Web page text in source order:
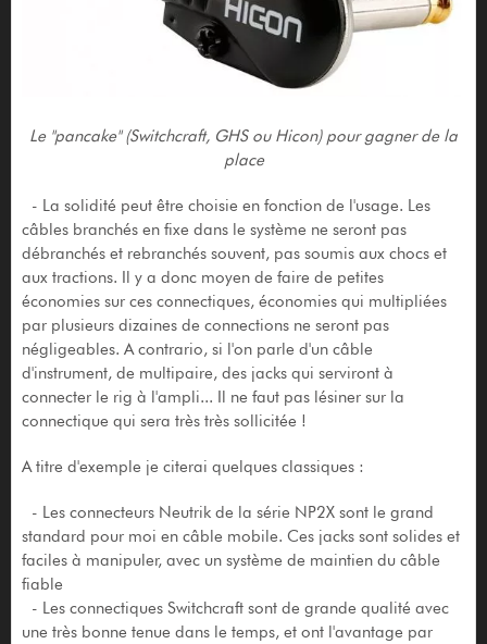
Le "pancake" (Switchcraft, GHS ou Hicon) pour gagner de la
place
- La solidité peut être choisie en fonction de l'usage. Les
câbles branchés en fixe dans le système ne seront pas
débranchés et rebranchés souvent, pas soumis aux chocs et
aux tractions. Il y a donc moyen de faire de petites
économies sur ces connectiques, économies qui multipliées
par plusieurs dizaines de connections ne seront pas
négligeables. A contrario, si l'on parle d'un câble
d'instrument, de multipaire, des jacks qui serviront à
connecter le rig à l'ampli... Il ne faut pas lésiner sur la
connectique qui sera très très sollicitée !
A titre d'exemple je citerai quelques classiques :
- Les connecteurs Neutrik de la série NP2X sont le grand
standard pour moi en câble mobile. Ces jacks sont solides et
faciles à manipuler, avec un système de maintien du câble
fiable
- Les connectiques Switchcraft sont de grande qualité avec
une très bonne tenue dans le temps, et ont l'avantage par